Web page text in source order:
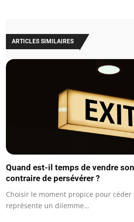
ARTICLES SIMILAIRES
Quand est-il temps de vendre
contraire de persévérer ?
Choisir le moment propice pour
représente un dilemme…